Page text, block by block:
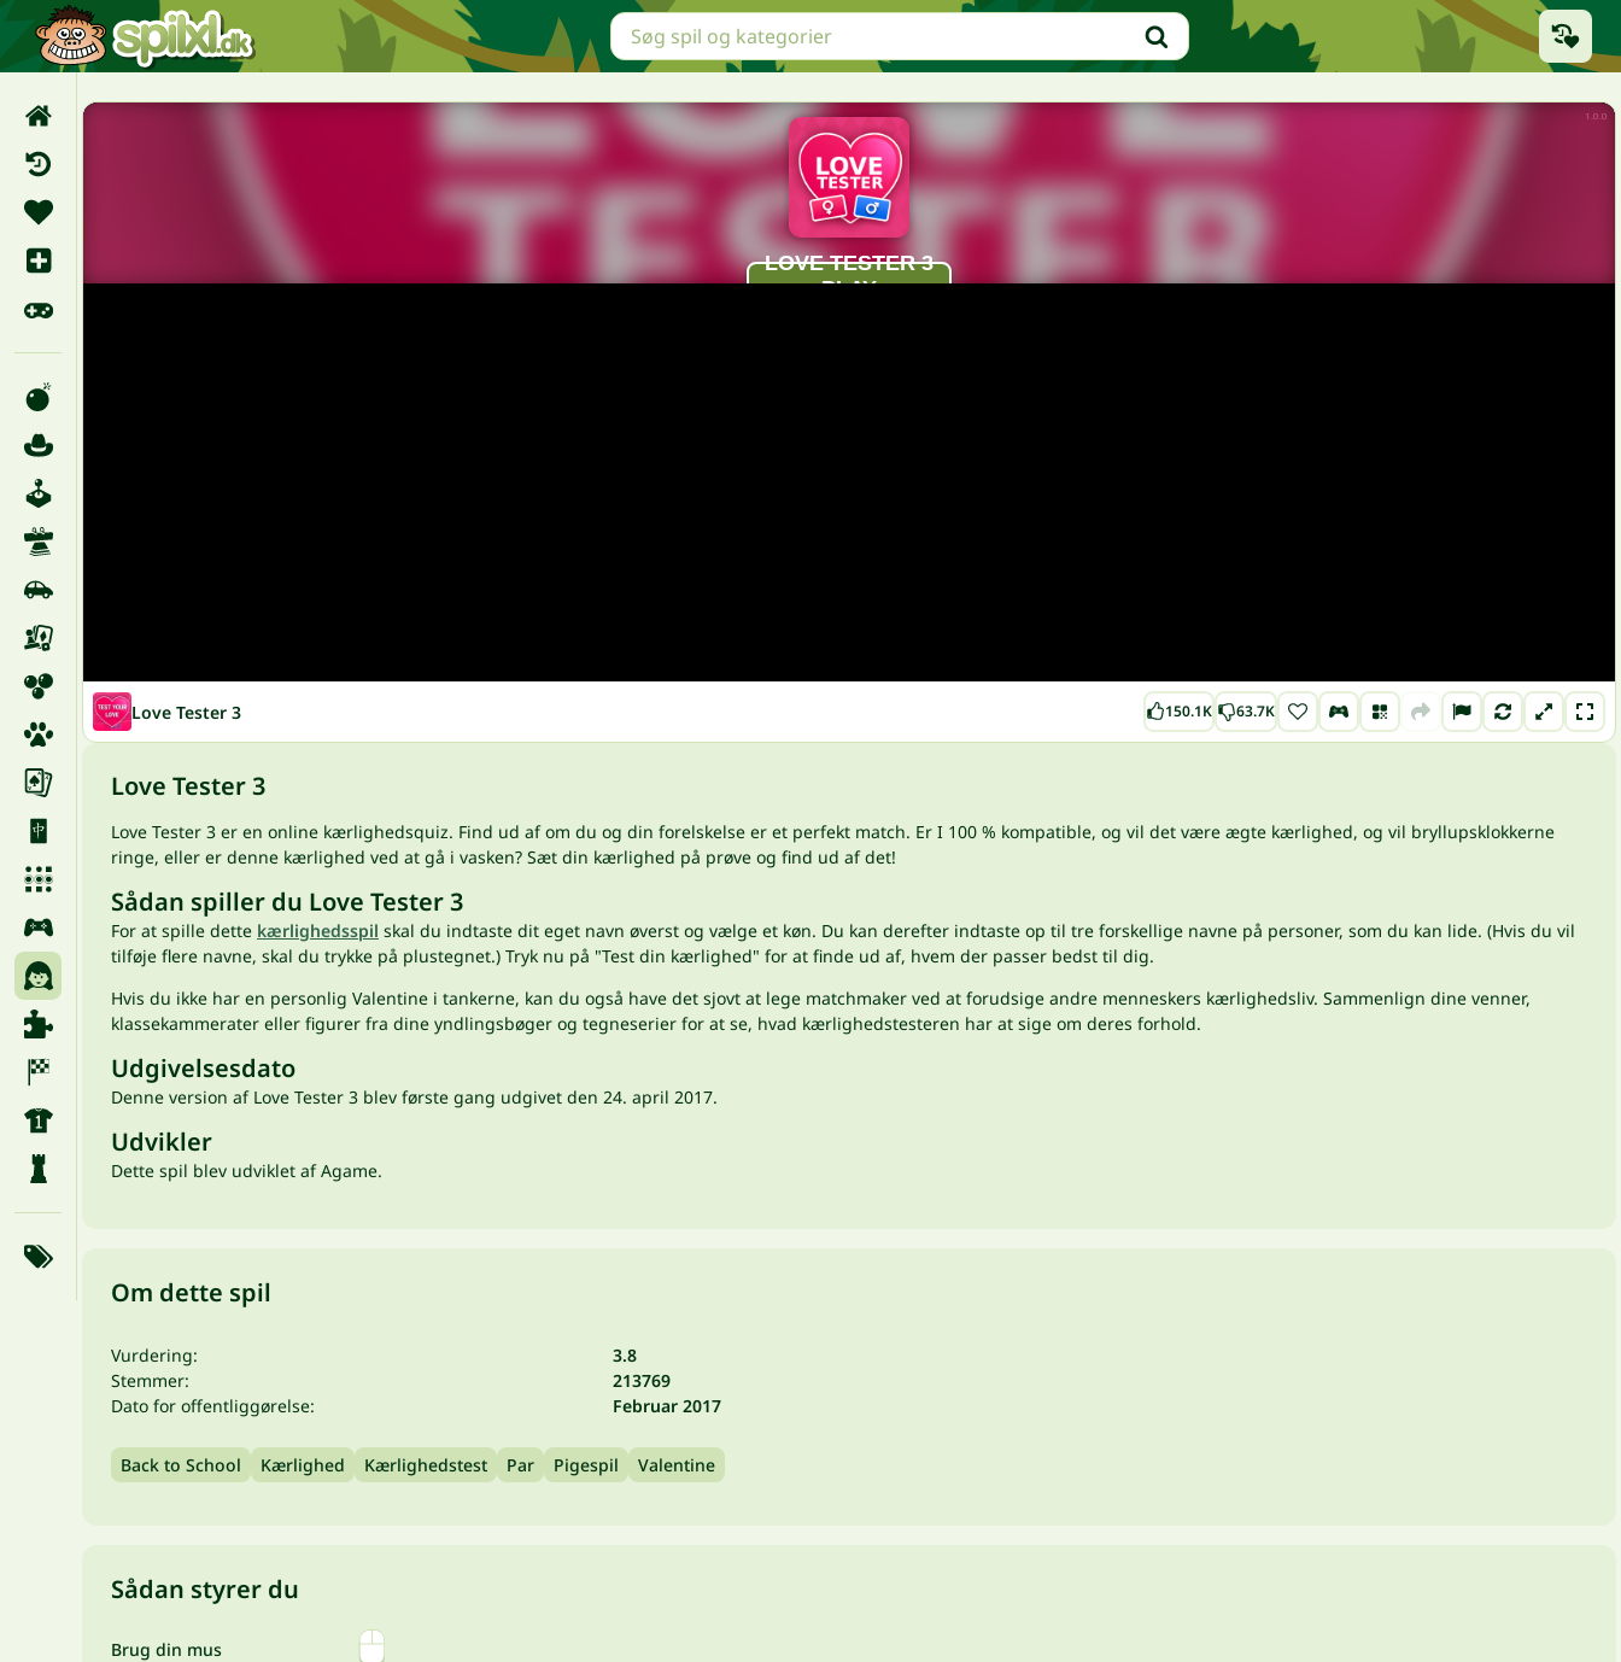
Love Tester 3 150.1K 63.7K
Love Tester 3
Love Tester 3 er en online kærlighedsquiz. Find ud af om du og din forelskelse er et perfekt match. Er I 100 % kompatible, og vil det være ægte kærlighed, og vil bryllupsklokkerne
ringe, eller er denne kærlighed ved at gå i vasken? Sæt din kærlighed på prøve og find ud af det!
Sådan spiller du Love Tester 3
For at spille dette kærlighedsspil skal du indtaste dit eget navn øverst og vælge et køn. Du kan derefter indtaste op til tre forskellige navne på personer, som du kan lide. (Hvis du vil
tilføje flere navne, skal du trykke på plustegnet.) Tryk nu på "Test din kærlighed" for at finde ud af, hvem der passer bedst til dig.
Hvis du ikke har en personlig Valentine i tankerne, kan du også have det sjovt at lege matchmaker ved at forudsige andre menneskers kærlighedsliv. Sammenlign dine venner,
klassekammerater eller figurer fra dine yndlingsbøger og tegneserier for at se, hvad kærlighedstesteren har at sige om deres forhold.
Udgivelsesdato
Denne version af Love Tester 3 blev første gang udgivet den 24. april 2017.
Udvikler
Dette spil blev udviklet af Agame.
Om dette spil
Vurdering:
3.8
Stemmer:
213769
Dato for offentliggørelse:
Februar 2017
Back to School Kærlighed Kærlighedstest Par Pigespil Valentine
Sådan styrer du
Brug din mus